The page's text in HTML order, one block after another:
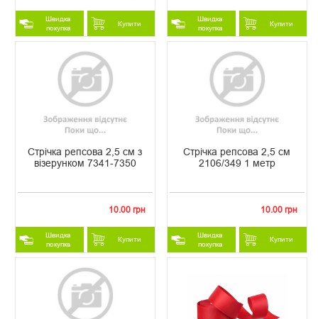
Швидка
покупка
Купити
Швидка
покупка
Купити
Стрічка репсова 2,5 см з
візерунком 7341-7350
10.00 грн
Швидка
покупка
Купити
Стрічка репсова 2,5 см
2106/349 1 метр
10.00 грн
Швидка
покупка
Купити